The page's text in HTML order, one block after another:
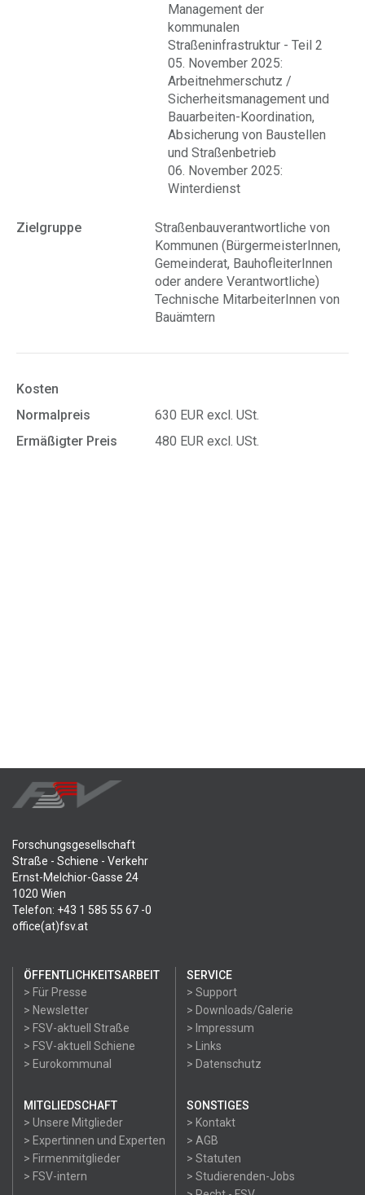
Management der
kommunalen
Straßeninfrastruktur - Teil 2
05. November 2025:
Arbeitnehmerschutz /
Sicherheitsmanagement und
Bauarbeiten-Koordination,
Absicherung von Baustellen
und Straßenbetrieb
06. November 2025:
Winterdienst
Zielgruppe
Straßenbauverantwortliche von
Kommunen (BürgermeisterInnen,
Gemeinderat, BauhofleiterInnen
oder andere Verantwortliche)
Technische MitarbeiterInnen von
Bauämtern
Kosten
Normalpreis
630 EUR excl. USt.
Ermäßigter Preis
480 EUR excl. USt.
Forschungsgesellschaft
Straße - Schiene - Verkehr
Ernst-Melchior-Gasse 24
1020 Wien
Telefon: +43 1 585 55 67 -0
office(at)fsv.at
ÖFFENTLICHKEITSARBEIT
> Für Presse
> Newsletter
> FSV-aktuell Straße
> FSV-aktuell Schiene
> Eurokommunal
SERVICE
> Support
> Downloads/Galerie
> Impressum
> Links
> Datenschutz
MITGLIEDSCHAFT
> Unsere Mitglieder
> Expertinnen und Experten
> Firmenmitglieder
> FSV-intern
SONSTIGES
> Kontakt
> AGB
> Statuten
> Studierenden-Jobs